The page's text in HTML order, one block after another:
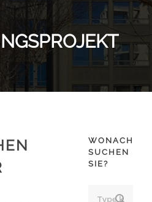
WONACH
SUCHEN
SIE?